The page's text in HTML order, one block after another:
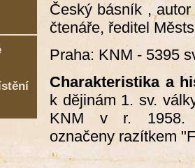
Český básník ,
čtenáře, ředitel
Praha: KNM - 5395
Charakteristika a
k dějinám 1. sv.
KNM v r. 1958.
označeny razítkem